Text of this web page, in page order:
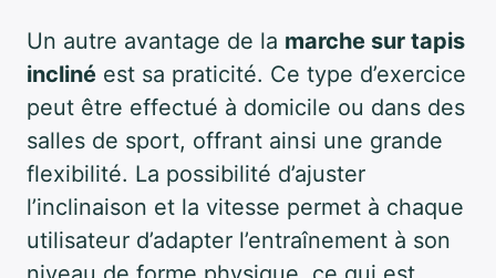
Un autre avantage de la marche sur tapis
incliné est sa praticité. Ce type d’exercice
peut être effectué à domicile ou dans des
salles de sport, offrant ainsi une grande
flexibilité. La possibilité d’ajuster
l’inclinaison et la vitesse permet à chaque
utilisateur d’adapter l’entraînement à son